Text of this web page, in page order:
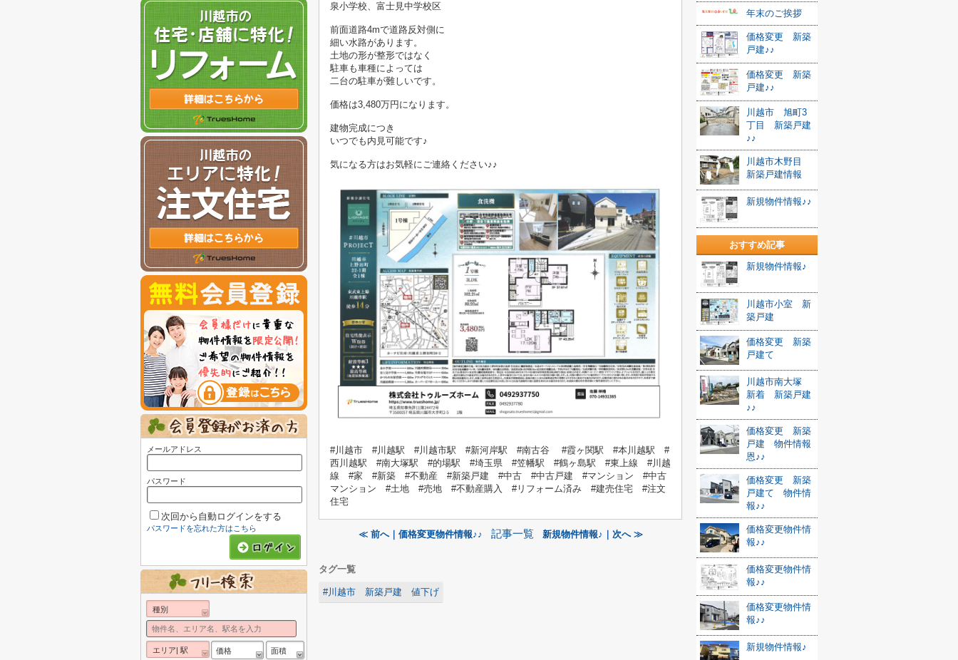
泉小学校、富士見中学校区
前面道路4mで道路反対側に
細い水路があります。
土地の形が整形ではなく
駐車も車種によっては
二台の駐車が難しいです。
価格は3,480万円になります。
建物完成につき
いつでも内見可能です♪
気になる方はお気軽にご連絡ください♪♪
#川越市 #川越駅 #川越市駅 #新河岸駅 #南古谷 #霞ヶ関駅 #本川越駅 #
西川越駅 #南大塚駅 #的場駅 #埼玉県 #笠幡駅 #鶴ヶ島駅 #東上線 #川越
線 #家 #新築 #不動産 #新築戸建 #中古 #中古戸建 #マンション #中古
マンション #土地 #売地 #不動産購入 #リフォーム済み #建売住宅 #注文
住宅
≪ 前へ｜価格変更物件情報♪♪ 記事一覧 新規物件情報♪｜次へ ≫
タグ一覧
#川越市 新築戸建 値下げ
年末のご挨拶
価格変更 新築
戸建♪♪
価格変更 新築
戸建♪♪
川越市 旭町3
丁目 新築戸建
♪♪
川越市木野目
新築戸建情報
新規物件情報♪♪
おすすめ記事
新規物件情報♪
川越市小室 新
築戸建
価格変更 新築
戸建て
川越市南大塚
新着 新築戸建
♪♪
価格変更 新築
戸建 物件情報
恩♪♪
価格変更 新築
戸建て 物件情
報♪♪
価格変更物件情
報♪♪
価格変更物件情
報♪♪
価格変更物件情
報♪♪
新規物件情報♪
メールアドレス
パスワード
次回から自動ログインをする
パスワードを忘れた方はこちら
種別
エリア| 駅 価格 面積